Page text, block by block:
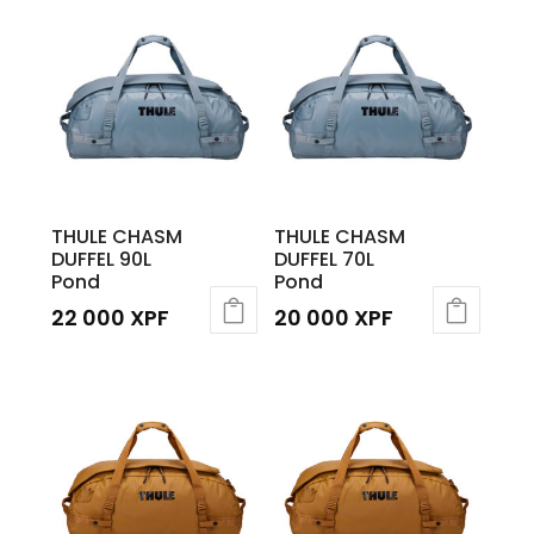
THULE CHASM
DUFFEL 90L
Pond
22 000 XPF
THULE CHASM
DUFFEL 70L
Pond
20 000 XPF